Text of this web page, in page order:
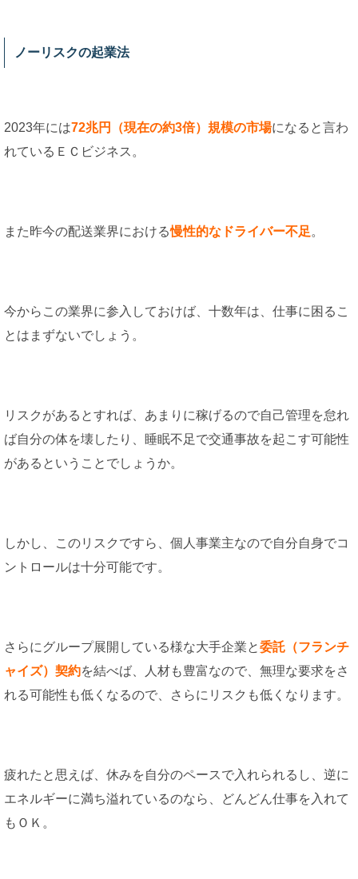
ノーリスクの起業法
2023年には72兆円（現在の約3倍）規模の市場になると言わ
れているＥＣビジネス。
また昨今の配送業界における慢性的なドライバー不足。
今からこの業界に参入しておけば、十数年は、仕事に困るこ
とはまずないでしょう。
リスクがあるとすれば、あまりに稼げるので自己管理を怠れ
ば自分の体を壊したり、睡眠不足で交通事故を起こす可能性
があるということでしょうか。
しかし、このリスクですら、個人事業主なので自分自身でコ
ントロールは十分可能です。
さらにグループ展開している様な大手企業と委託（フランチ
ャイズ）契約を結べば、人材も豊富なので、無理な要求をさ
れる可能性も低くなるので、さらにリスクも低くなります。
疲れたと思えば、休みを自分のペースで入れられるし、逆に
エネルギーに満ち溢れているのなら、どんどん仕事を入れて
もＯＫ。